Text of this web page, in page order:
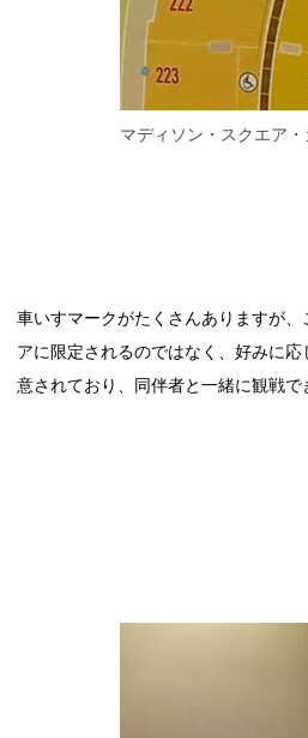
マディソン・スクエア
車いすマークがたくさんありますが
アに限定されるのではなく、好みに
意されており、同伴者と一緒に観戦